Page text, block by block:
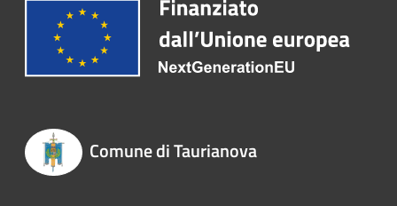
Comune di Taurianova